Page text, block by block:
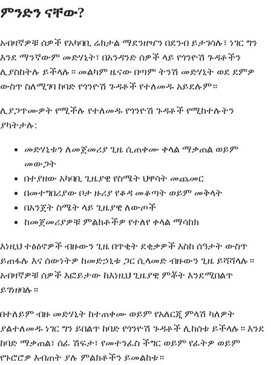
ምንድን ናቸው?
አብዛኛዎቹ ሰዎች የአካባቢ ሬክታል ማደንዘዣን በደንብ ይታገሳሉ፣ ነገር ግን
እንደ ማንኛውም መድሃኒት፣ በአንዳንድ ሰዎች ላይ የጎንዮሽ ጉዳቶችን
ሊያስከትሉ ይችላሉ። መልካም ዜናው በጣም ትንሽ መድሃኒት ወደ ደምዎ
ውስጥ ስለሚገባ ከባድ የጎንዮሽ ጉዳቶች የተለመዱ አይደሉም።
ሊያጋጥሙዎት የሚችሉ የተለመዱ የጎንዮሽ ጉዳቶች የሚከተሉትን
ያካትታሉ:
መድሃኒቱን ለመጀመሪያ ጊዜ ሲጠቀሙ ቀላል ማቃጠል ወይም
መውጋት
በተያዘው አካባቢ ጊዜያዊ የስሜት ህዋሳት መጨመር
በመተግበሪያው ቦታ ዙሪያ የቆዳ መቆጣት ወይም መቅላት
በአንጀት ስሜት ላይ ጊዜያዊ ለውጦች
ከመጀመሪያዎቹ ምልክቶችዎ የተለየ ቀላል ማሳከክ
እነዚህ ተፅዕኖዎች ብዙውን ጊዜ በጥቂት ደቂቃዎች እስከ ሰዓታት ውስጥ
ይጠፋሉ እና ሰውነትዎ ከመድኃኒቱ ጋር ሲላመድ ብዙውን ጊዜ ይሻሻላሉ።
አብዛኛዎቹ ሰዎች እፎይታው ከእነዚህ ጊዜያዊ ምቾት እንደሚበልጥ
ይገነዘባሉ።
በተለይም ብዙ መድሃኒት ከተጠቀሙ ወይም የአለርጂ ምላሽ ካለዎት
ያልተለመዱ ነገር ግን ይበልጥ ከባድ የጎንዮሽ ጉዳቶች ሊከሰቱ ይችላሉ። እንደ
ከባድ ማቃጠል፣ ሰፊ ሽፍታ፣ የመተንፈስ ችግር ወይም የፊትዎ ወይም
የጉሮሮዎ እብጠት ያሉ ምልክቶችን ይመልከቱ።